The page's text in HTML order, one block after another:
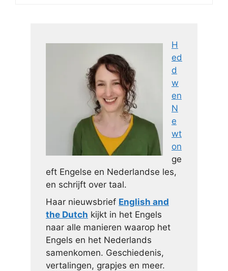
H
ed
d
w
en
N
e
wt
on
ge
eft Engelse en Nederlandse les,
en schrijft over taal.
Haar nieuwsbrief English and
the Dutch kijkt in het Engels
naar alle manieren waarop het
Engels en het Nederlands
samenkomen. Geschiedenis,
vertalingen, grapjes en meer.